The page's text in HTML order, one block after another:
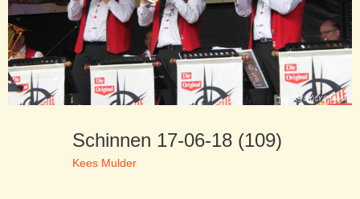
Schinnen 17-06-18 (109)
Kees Mulder